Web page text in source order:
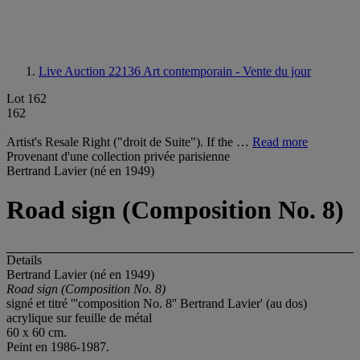
Live Auction 22136 Art contemporain - Vente du jour
Lot 162
162
Artist's Resale Right ("droit de Suite"). If the … Read more
Provenant d'une collection privée parisienne
Bertrand Lavier (né en 1949)
Road sign (Composition No. 8)
Details
Bertrand Lavier (né en 1949)
Road sign (Composition No. 8)
signé et titré '''composition No. 8'' Bertrand Lavier' (au dos)
acrylique sur feuille de métal
60 x 60 cm.
Peint en 1986-1987.